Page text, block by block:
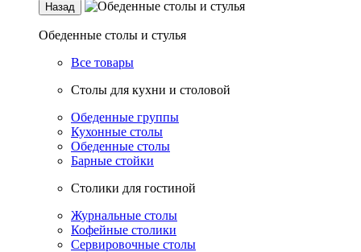
Назад
Обеденные столы и стулья
Все товары
Столы для кухни и столовой
Обеденные группы
Кухонные столы
Обеденные столы
Барные стойки
Столики для гостиной
Журнальные столы
Кофейные столики
Сервировочные столы